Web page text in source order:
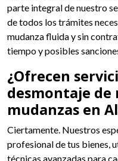
parte integral de nuestro
de todos los trámites
mudanza fluida y sin
tiempo y posibles
¿Ofrecen
desmontaje de
mudanzas en
Ciertamente. Nuestros
profesional de tus bienes,
técnicas avanzadas para